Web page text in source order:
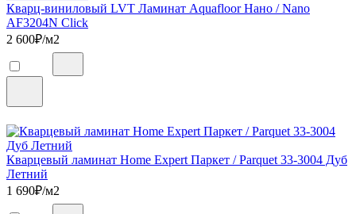
Кварц-виниловый LVT Ламинат Aquafloor Нано / Nano
AF3204N Click
2 600₽/м2
Кварцевый ламинат Home Expert Паркет / Parquet 33-3004 Дуб
Летний
1 690₽/м2